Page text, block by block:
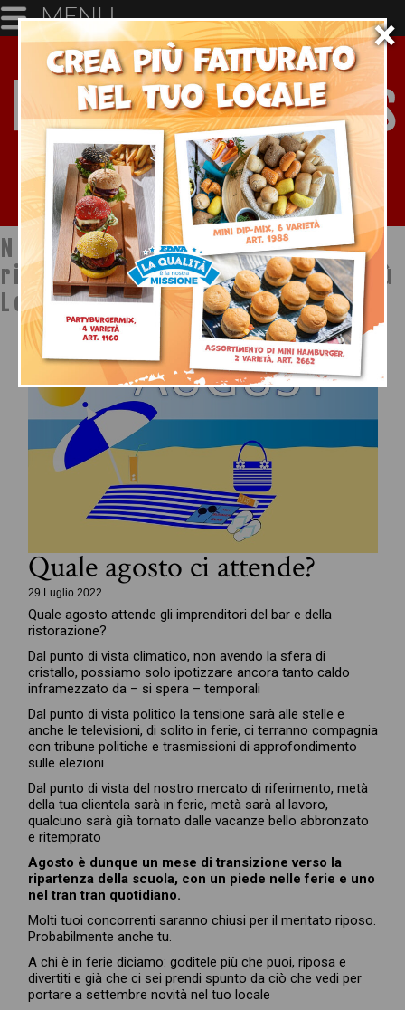
×
MENU
Notizie dal mondo della
ristorazione a cura di Ristopiù
Lombardia SpA
Quale agosto ci attende?
29 Luglio 2022
Quale agosto attende gli imprenditori del bar e della
ristorazione?
Dal punto di vista climatico, non avendo la sfera di
cristallo, possiamo solo ipotizzare ancora tanto caldo
inframezzato da – si spera – temporali
Dal punto di vista politico la tensione sarà alle stelle e
anche le televisioni, di solito in ferie, ci terranno compagnia
con tribune politiche e trasmissioni di approfondimento
sulle elezioni
Dal punto di vista del nostro mercato di riferimento, metà
della tua clientela sarà in ferie, metà sarà al lavoro,
qualcuno sarà già tornato dalle vacanze bello abbronzato
e ritemprato
Agosto è dunque un mese di transizione verso la
ripartenza della scuola, con un piede nelle ferie e uno
nel tran tran quotidiano.
Molti tuoi concorrenti saranno chiusi per il meritato riposo.
Probabilmente anche tu.
A chi è in ferie diciamo: goditele più che puoi, riposa e
divertiti e già che ci sei prendi spunto da ciò che vedi per
portare a settembre novità nel tuo locale